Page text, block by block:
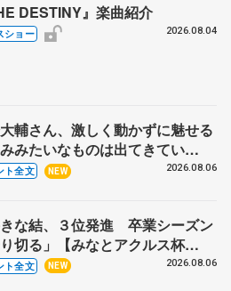
DESTINY』楽曲紹介
ショー 2026.08.04
輔さん、激しく動かずに魅せる
みみたいなものは出てきてい
〝兄さん〟と慕うレジェンド
ト全文 NEW 2026.08.06
な結、３位発進 卒業シーズン
り切る」【みなとアクルス杯
ト全文 NEW 2026.08.06